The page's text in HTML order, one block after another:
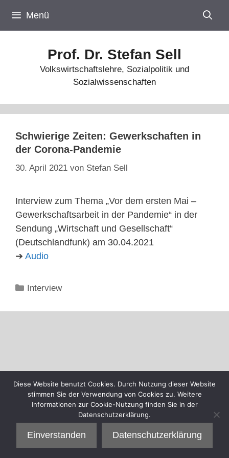
Inhalt
springen
Menü
Prof. Dr. Stefan Sell
Volkswirtschaftslehre, Sozialpolitik und
Sozialwissenschaften
Schwierige Zeiten: Gewerkschaften in
der Corona-Pandemie
30. April 2021 von Stefan Sell
Interview zum Thema „Vor dem ersten Mai –
Gewerkschaftsarbeit in der Pandemie“ in der
Sendung „Wirtschaft und Gesellschaft“
(Deutschlandfunk) am 30.04.2021
➔ Audio
Kategorien
Interview
Diese Website benutzt Cookies. Durch Nutzung dieser Website
stimmen Sie der Verwendung von Cookies zu. Weitere
Informationen zur Cookie-Nutzung finden Sie in der
Datenschutzerklärung.
Einverstanden Datenschutzerklärung